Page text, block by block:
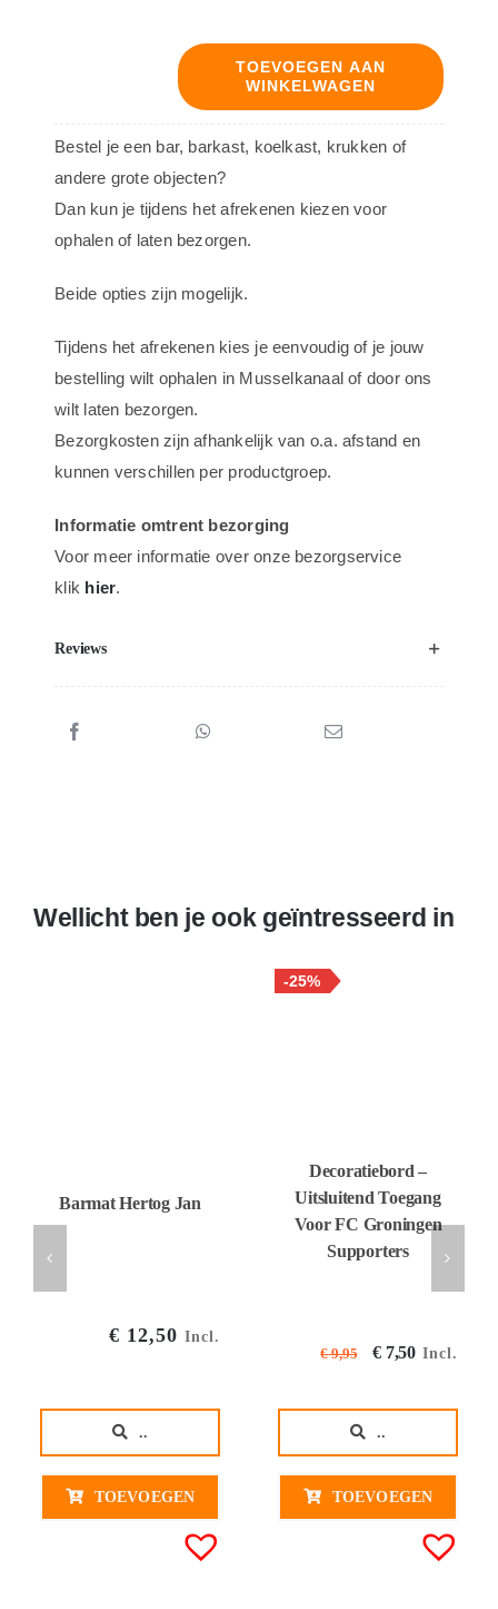
Decoratiebord
Van
Nelle
Shag
aantal
TOEVOEGEN AAN
WINKELWAGEN
Bestel je een bar, barkast, koelkast, krukken of
andere grote objecten?
Dan kun je tijdens het afrekenen kiezen voor
ophalen of laten bezorgen.
Beide opties zijn mogelijk.
Tijdens het afrekenen kies je eenvoudig of je jouw
bestelling wilt ophalen in Musselkanaal of door ons
wilt laten bezorgen.
Bezorgkosten zijn afhankelijk van o.a. afstand en
kunnen verschillen per productgroep.
Informatie omtrent bezorging
Voor meer informatie over onze bezorgservice
klik hier.
Reviews
Wellicht ben je ook geïntresseerd in
Barmat Hertog Jan
€ 12,50 Incl.
..
TOEVOEGEN
-25%
Decoratiebord –
Uitsluitend Toegang
Voor FC Groningen
Supporters
€9,95
was:
€ 9,95€ 8,22.
€ 7,50Huidige
is:
Incl.
..
TOEVOEGEN